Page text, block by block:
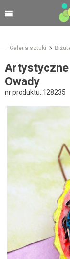
Galeria sztuki
Artystyczne
Owady
nr produktu: 128235